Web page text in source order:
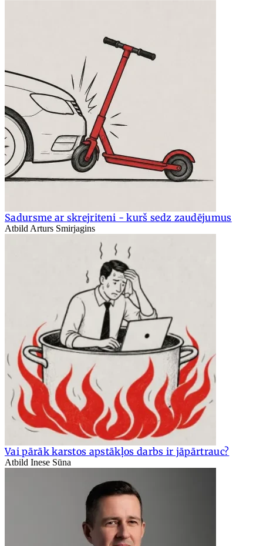
Sadursme ar skrejriteni - kurš sedz zaudējumus
Atbild Arturs Smirjagins
Vai pārāk karstos apstākļos darbs ir jāpārtrauc?
Atbild Inese Sūna